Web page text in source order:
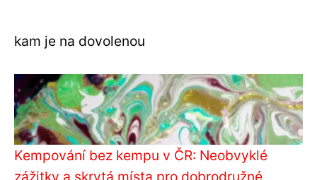
kam je na dovolenou
Kempování bez kempu v ČR: Neobvyklé
zážitky a skrytá místa pro dobrodružné